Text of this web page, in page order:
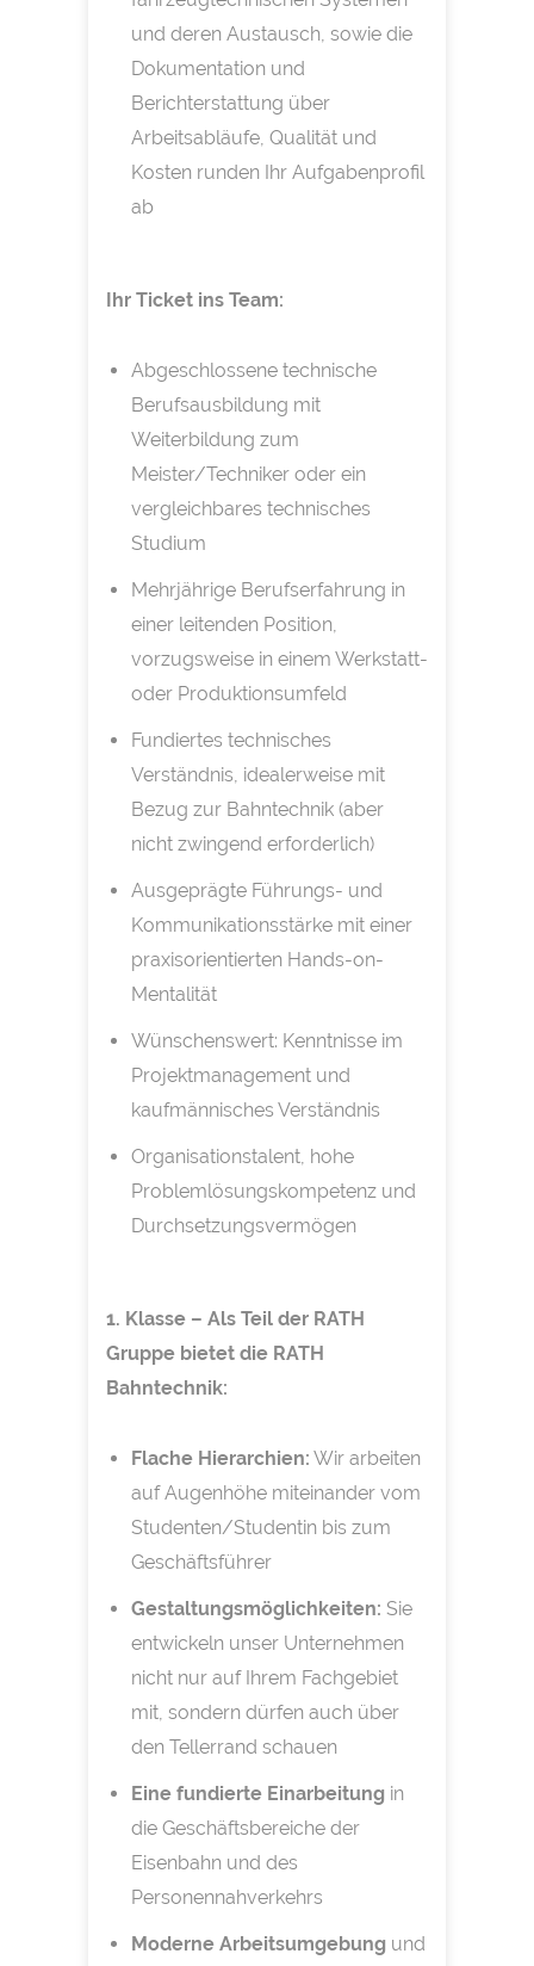
und deren Austausch, sowie die
Dokumentation und
Berichterstattung über
Arbeitsabläufe, Qualität und
Kosten runden Ihr Aufgabenprofil
ab
Ihr Ticket ins Team:
Abgeschlossene technische
Berufsausbildung mit
Weiterbildung zum
Meister/Techniker oder ein
vergleichbares technisches
Studium
Mehrjährige Berufserfahrung in
einer leitenden Position,
vorzugsweise in einem Werkstatt-
oder Produktionsumfeld
Fundiertes technisches
Verständnis, idealerweise mit
Bezug zur Bahntechnik (aber
nicht zwingend erforderlich)
Ausgeprägte Führungs- und
Kommunikationsstärke mit einer
praxisorientierten Hands-on-
Mentalität
Wünschenswert: Kenntnisse im
Projektmanagement und
kaufmännisches Verständnis
Organisationstalent, hohe
Problemlösungskompetenz und
Durchsetzungsvermögen
1. Klasse – Als Teil der RATH
Gruppe bietet die RATH
Bahntechnik:
Flache Hierarchien: Wir arbeiten
auf Augenhöhe miteinander vom
Studenten/Studentin bis zum
Geschäftsführer
Gestaltungsmöglichkeiten: Sie
entwickeln unser Unternehmen
nicht nur auf Ihrem Fachgebiet
mit, sondern dürfen auch über
den Tellerrand schauen
Eine fundierte Einarbeitung in
die Geschäftsbereiche der
Eisenbahn und des
Personennahverkehrs
Moderne Arbeitsumgebung und